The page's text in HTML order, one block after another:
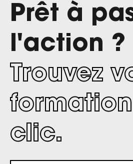
Formations
Entreprises
Qui sommes-nous ?
Actualités
Notre catalogue
Prêt à
l'action ?
Trouvez
clic.